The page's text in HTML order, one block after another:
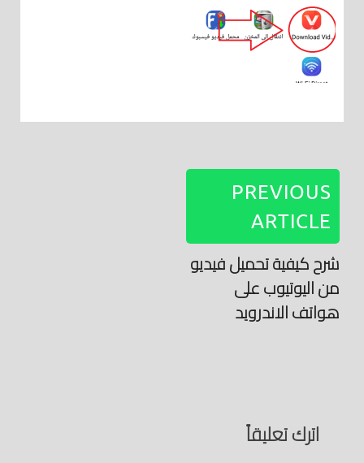
PREVIOUS
ARTICLE
شرح كيفية تحميل فيديو
من اليوتيوب على
هواتف الاندرويد
اترك تعليقاً